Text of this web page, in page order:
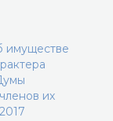
имуществе
их